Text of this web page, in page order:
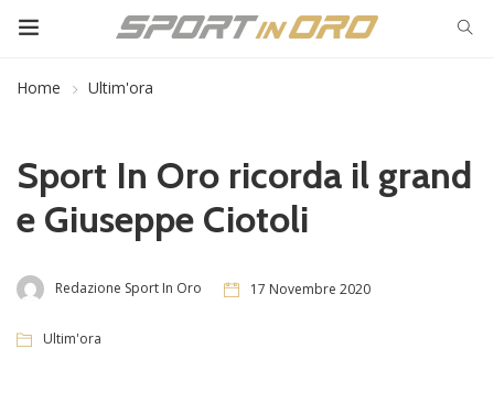
Home Ultim'ora
Sport In Oro ricorda il grand
e Giuseppe Ciotoli
Redazione Sport In Oro 17 Novembre 2020
Ultim'ora